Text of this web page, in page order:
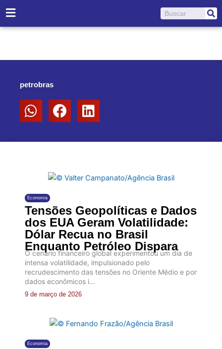
para
o
Pesquisar
petrobras
Economia
Tensões Geopolíticas e Dados
dos EUA Geram Volatilidade:
Dólar Recua no Brasil
Enquanto Petróleo Dispara
O cenário financeiro global experimentou um dia de
intensa volatilidade, impulsionado pelo
recrudescimento das tensões no Oriente Médio e por
dados econômicos i...
9 de março de 2026
Economia